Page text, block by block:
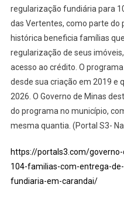
regularização fundiária para
das Vertentes, como parte do
histórica beneficia famílias
regularização de seus
acesso ao crédito. O
desde sua criação em 2019 e
2026. O Governo de Minas
do programa no município,
mesma quantia. (Portal S3-
https://portals3.com/
104-familias-com-entrega-
fundiaria-em-carandai/